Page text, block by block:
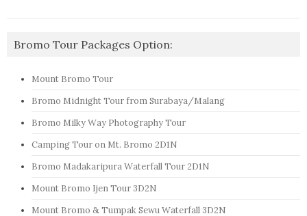
Bromo Tour Packages Option:
Mount Bromo Tour
Bromo Midnight Tour from Surabaya/Malang
Bromo Milky Way Photography Tour
Camping Tour on Mt. Bromo 2D1N
Bromo Madakaripura Waterfall Tour 2D1N
Mount Bromo Ijen Tour 3D2N
Mount Bromo & Tumpak Sewu Waterfall 3D2N